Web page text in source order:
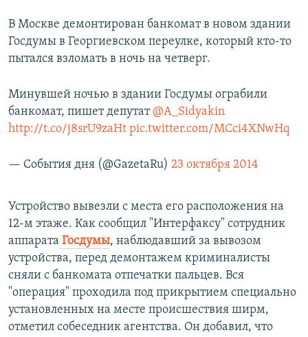
Все сайты РСЕ/РС
В Москве демонтирован банкомат в новом здании
Госдумы в Георгиевском переулке, который кто-то
пытался взломать в ночь на четверг.
Минувшей ночью в здании Госдумы ограбили
банкомат, пишет депутат@A_Sidyakin
http://t.co/j8srU9zaHt pic.twitter.com/MCci4XNwHq
— События дня (@GazetaRu) 23 октября 2014
Устройство вывезли с места его расположения на
12-м этаже. Как сообщил "Интерфаксу" сотрудник
аппарата Госдумы, наблюдавший за вывозом
устройства, перед демонтажем криминалисты
сняли с банкомата отпечатки пальцев. Вся
"операция" проходила под прикрытием специально
установленных на месте происшествия ширм,
отметил собеседник агентства. Он добавил, что